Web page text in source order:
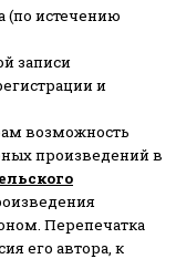
(по истечению
записи
и
возможность
произведений в
Перепечатка
его автора, к